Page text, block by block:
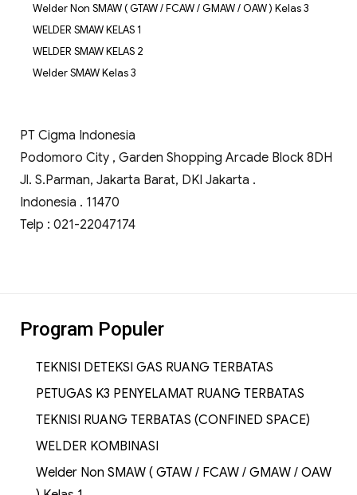
Welder Non SMAW ( GTAW / FCAW / GMAW / OAW ) Kelas 3
WELDER SMAW KELAS 1
WELDER SMAW KELAS 2
Welder SMAW Kelas 3
PT Cigma Indonesia
Podomoro City , Garden Shopping Arcade Block 8DH
Jl. S.Parman, Jakarta Barat, DKI Jakarta .
Indonesia . 11470
Telp : 021-22047174
Program Populer
TEKNISI DETEKSI GAS RUANG TERBATAS
PETUGAS K3 PENYELAMAT RUANG TERBATAS
TEKNISI RUANG TERBATAS (CONFINED SPACE)
WELDER KOMBINASI
Welder Non SMAW ( GTAW / FCAW / GMAW / OAW